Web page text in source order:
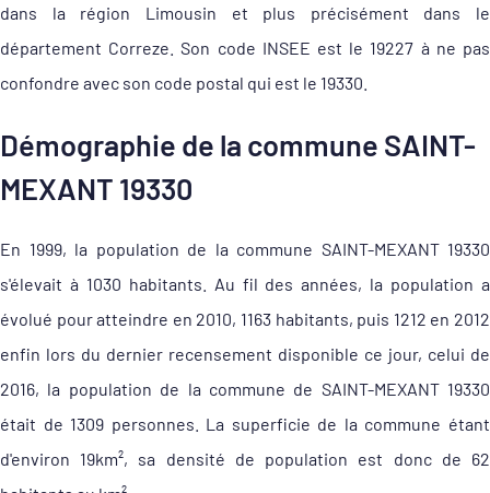
dans la région Limousin et plus précisément dans le
département Correze. Son code INSEE est le 19227 à ne pas
confondre avec son code postal qui est le 19330.
Démographie de la commune SAINT-
MEXANT 19330
En 1999, la population de la commune SAINT-MEXANT 19330
s'élevait à 1030 habitants. Au fil des années, la population a
évolué pour atteindre en 2010, 1163 habitants, puis 1212 en 2012
enfin lors du dernier recensement disponible ce jour, celui de
2016, la population de la commune de SAINT-MEXANT 19330
était de 1309 personnes. La superficie de la commune étant
d'environ 19km², sa densité de population est donc de 62